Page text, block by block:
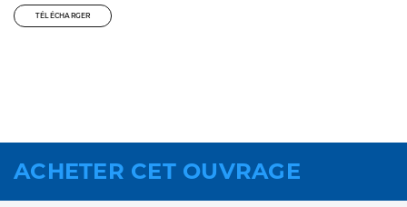
TÉLÉCHARGER
ACHETER CET OUVRAGE